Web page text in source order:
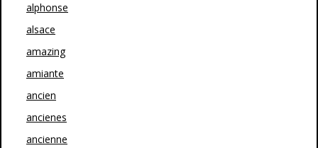
alphonse
alsace
amazing
amiante
ancien
ancienes
ancienne